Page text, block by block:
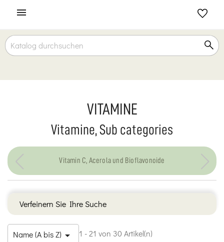

VITAMINE
Vitamine, Sub categories
Vitamin C, Acerola und Bioflavonoide
Verfeinern Sie Ihre Suche
Name (A bis Z)  1 - 21 von 30 Artikel(n)